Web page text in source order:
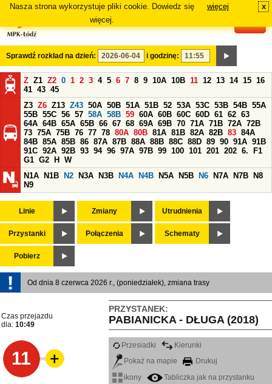
Nasza strona wykorzystuje pliki cookie. Dowiedz się
więcej.
więcej x
Sprawdź rozkład na dzień: i godzinę:
Z Z1 Z2 0 1 2 3 4 5 6 7 8 9 10A 10B 11 12 13 14 15 16
41 43 45
Z3 Z6 Z13 Z43 50A 50B 51A 51B 52 53A 53C 53B 54B 55A
55B 55C 56 57 58A 58B 59 60A 60B 60C 60D 61 62 63
64A 64B 65A 65B 66 67 68 69A 69B 70 71A 71B 72A 72B
73 75A 75B 76 77 78 80A 80B 81A 81B 82A 82B 83 84A
84B 85A 85B 86 87A 87B 88A 88B 88C 88D 89 90 91A 91B
91C 92A 92B 93 94 96 97A 97B 99 100 101 201 202 6.
F1
G1 G2 H
W
N1A
N1B N2 N3A N3B N4A N4B N5A N5B N6 N7A N7B
N8
N9
Linie Zmiany Utrudnienia
Przystanki Połączenia Schematy
Pobierz
Od dnia 8 czerwca 2026 r., (poniedziałek), zmiana trasy
PRZYSTANEK:
PABIANICKA - DŁUGA (2018)
Czas przejazdu
dla: 10:49
11
Przesiadki
Kierunki
Pokaż na mapie
Drukuj
ikony
Tabliczka jak na przystanku